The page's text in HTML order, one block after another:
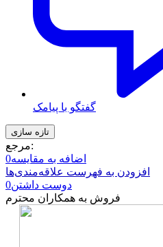
گفتگو با پیامک
مرجع:
اضافه به مقایسه0
افزودن به فهرست علاقه‌مندی‌ها
دوست داشتن0
فروش به همکاران محترم